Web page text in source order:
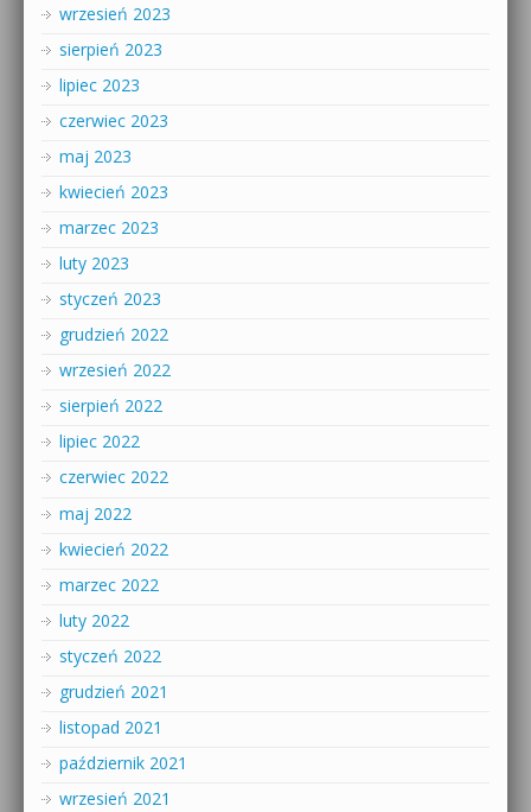
wrzesień 2023
sierpień 2023
lipiec 2023
czerwiec 2023
maj 2023
kwiecień 2023
marzec 2023
luty 2023
styczeń 2023
grudzień 2022
wrzesień 2022
sierpień 2022
lipiec 2022
czerwiec 2022
maj 2022
kwiecień 2022
marzec 2022
luty 2022
styczeń 2022
grudzień 2021
listopad 2021
październik 2021
wrzesień 2021